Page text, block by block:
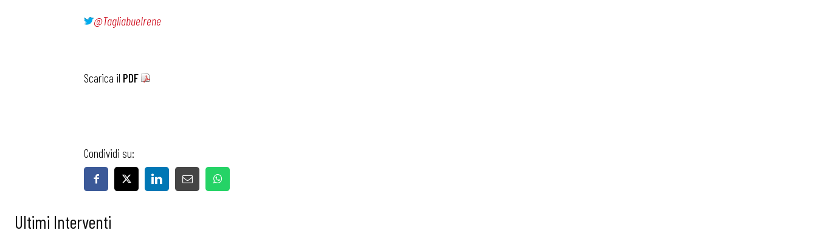
@TagliabueIrene
Scarica il PDF
Condividi su:
Ultimi Interventi